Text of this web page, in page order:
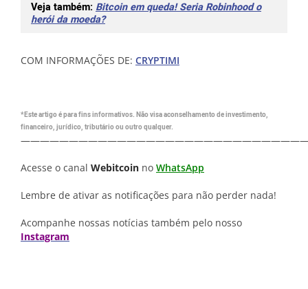
Veja também: Bitcoin em queda! Seria Robinhood o
herói da moeda?
COM INFORMAÇÕES DE: CRYPTIMI
*Este artigo é para fins informativos. Não visa aconselhamento de investimento,
financeiro, jurídico, tributário ou outro qualquer.
Acesse o canal Webitcoin no WhatsApp
Lembre de ativar as notificações para não perder nada!
Acompanhe nossas notícias também pelo nosso
Instagram